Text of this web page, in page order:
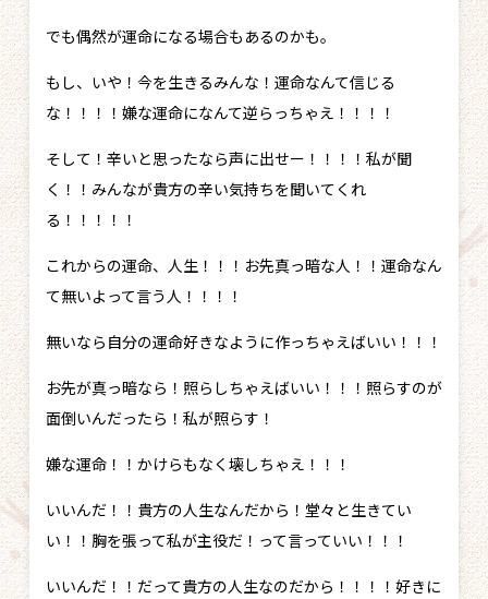
でも偶然が運命になる場合もあるのかも。
もし、いや！今を生きるみんな！運命なんて信じる
な！！！！嫌な運命になんて逆らっちゃえ！！！！
そして！辛いと思ったなら声に出せー！！！！私が聞
く！！みんなが貴方の辛い気持ちを聞いてくれ
る！！！！！
これからの運命、人生！！！お先真っ暗な人！！運命なん
て無いよって言う人！！！！
無いなら自分の運命好きなように作っちゃえばいい！！！
お先が真っ暗なら！照らしちゃえばいい！！！照らすのが
面倒いんだったら！私が照らす！
嫌な運命！！かけらもなく壊しちゃえ！！！
いいんだ！！貴方の人生なんだから！堂々と生きてい
い！！胸を張って私が主役だ！って言っていい！！！
いいんだ！！だって貴方の人生なのだから！！！！好きに